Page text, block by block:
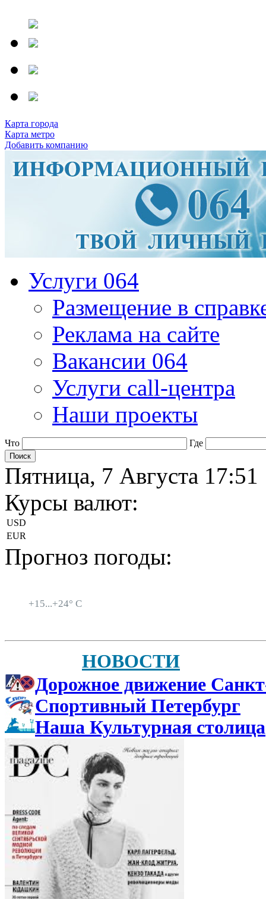
Карта города
Карта метро
Добавить компанию
Услуги 064
Размещение в
Реклама на сайте
Вакансии 064
Услуги call-центра
Наши проекты
Что Где
Пятница, 7 Августа 17:51
Курсы валют:
USD
EUR
Прогноз погоды:
+15...+24° C
НОВОСТИ
Дорожное движение
Спортивный Петербург
Наша Культурная столица